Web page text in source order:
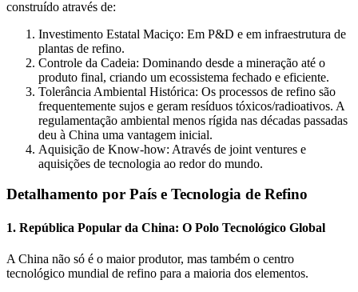
construído através de:
Investimento Estatal Maciço: Em P&D e em infraestrutura de
plantas de refino.
Controle da Cadeia: Dominando desde a mineração até o
produto final, criando um ecossistema fechado e eficiente.
Tolerância Ambiental Histórica: Os processos de refino são
frequentemente sujos e geram resíduos tóxicos/radioativos. A
regulamentação ambiental menos rígida nas décadas passadas
deu à China uma vantagem inicial.
Aquisição de Know-how: Através de joint ventures e
aquisições de tecnologia ao redor do mundo.
Detalhamento por País e Tecnologia de Refino
1. República Popular da China: O Polo Tecnológico Global
A China não só é o maior produtor, mas também o centro
tecnológico mundial de refino para a maioria dos elementos.